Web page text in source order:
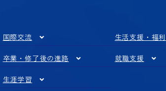
国際交流 生活支援・福
卒業・修了後の進路 就職支援
生涯学習